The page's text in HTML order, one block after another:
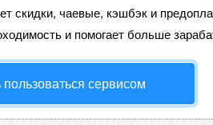
скидки, чаевые, кэшбэк и
и помогает больше
сервисом